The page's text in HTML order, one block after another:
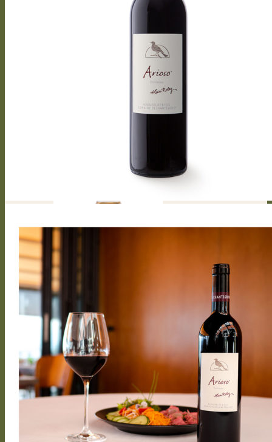
Crescendo Chardonnay
Crescendo Gamay
Crescendo Symphonie
Crescendo Gamaret
Crescendo Merlot
Crescendo Merlot Cabernet Franc
Des Domaines
Rebensorten
Rebenarbeiten